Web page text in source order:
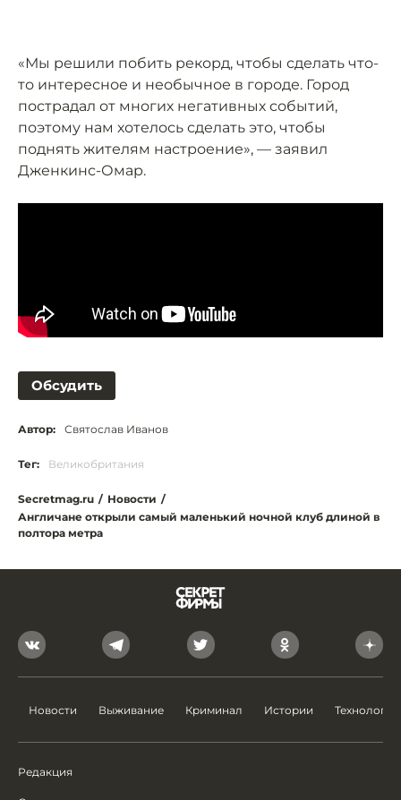
«Мы решили побить рекорд, чтобы сделать что-
то интересное и необычное в городе. Город
пострадал от многих негативных событий,
поэтому нам хотелось сделать это, чтобы
поднять жителям настроение», — заявил
Дженкинс-Омар.
Обсудить
Автор: Святослав Иванов
Тег: Великобритания
Secretmag.ru / Новости /
Англичане открыли самый маленький ночной клуб длиной в
полтора метра
Новости Выживание Криминал Истории Технологии
Редакция